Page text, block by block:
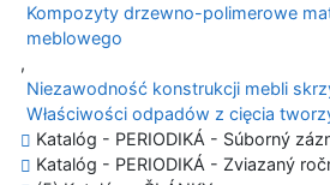
Kompozyty drzewno-polimerowe
meblowego
,
Niezawodność konstrukcji mebli
Właściwości odpadów z cięcia
Katalóg - PERIODIKÁ - Súborný
Katalóg - PERIODIKÁ - Zviazaný